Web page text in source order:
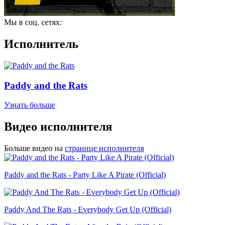
Мы в соц. сетях:
Исполнитель
Paddy and the Rats
Узнать больше
Видео исполнителя
Больше видео на странице исполнителя
Paddy and the Rats - Party Like A Pirate (Official)
Paddy And The Rats - Everybody Get Up (Official)